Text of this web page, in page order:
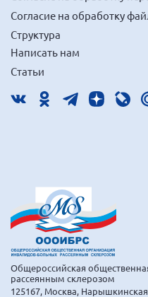
Самарская область
Самарская область
Смоленская область
Тульская область
Ульяновская область
Челябинская область
Ярославская область
Согласие на обработку
Структура
Написать нам
Статьи
Общероссийская
рассеянным склерозом
125167, Москва, Нарышкинская